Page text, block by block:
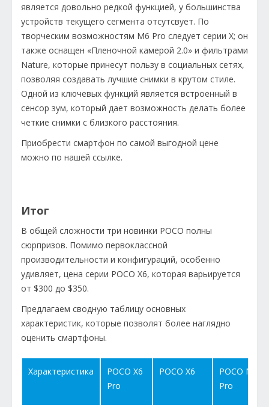
является довольно редкой функцией, у большинства
устройств текущего сегмента отсутсвует. По
творческим возможностям M6 Pro следует серии X; он
также оснащен «Пленочной камерой 2.0» и фильтрами
Nature, которые принесут пользу в социальных сетях,
позволяя создавать лучшие снимки в крутом стиле.
Одной из ключевых функций является встроенный в
сенсор зум, который дает возможность делать более
четкие снимки с близкого расстояния.
Приобрести смартфон по самой выгодной цене
можно по нашей ссылке.
Итог
В общей сложности три новинки POCO полны
сюрпризов. Помимо первоклассной
производительности и конфигураций, особенно
удивляет, цена серии POCO X6, которая варьируется
от $300 до $350.
Предлагаем сводную таблицу основных
характеристик, которые позволят более наглядно
оценить смартфоны.
Характеристика
POCO X6
Pro
POCO X6
POCO M6
Pro